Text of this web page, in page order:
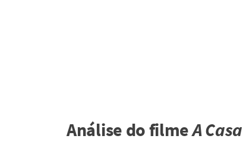
Análise do filmeA Casa